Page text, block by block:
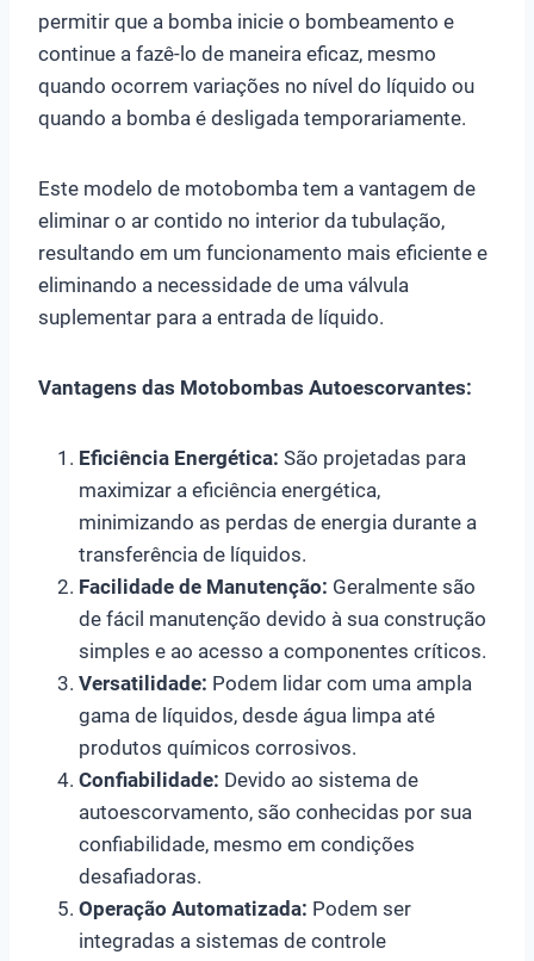
permitir que a bomba inicie o bombeamento e
continue a fazê-lo de maneira eficaz, mesmo
quando ocorrem variações no nível do líquido ou
quando a bomba é desligada temporariamente.
Este modelo de motobomba tem a vantagem de
eliminar o ar contido no interior da tubulação,
resultando em um funcionamento mais eficiente e
eliminando a necessidade de uma válvula
suplementar para a entrada de líquido.
Vantagens das Motobombas Autoescorvantes:
Eficiência Energética: São projetadas para
maximizar a eficiência energética,
minimizando as perdas de energia durante a
transferência de líquidos.
Facilidade de Manutenção: Geralmente são
de fácil manutenção devido à sua construção
simples e ao acesso a componentes críticos.
Versatilidade: Podem lidar com uma ampla
gama de líquidos, desde água limpa até
produtos químicos corrosivos.
Confiabilidade: Devido ao sistema de
autoescorvamento, são conhecidas por sua
confiabilidade, mesmo em condições
desafiadoras.
Operação Automatizada: Podem ser
integradas a sistemas de controle